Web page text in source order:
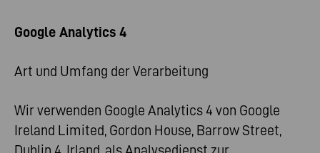
Google Analytics 4
Art und Umfang der Verarbeitung
Wir verwenden Google Analytics 4 von Google
Ireland Limited, Gordon House, Barrow Street,